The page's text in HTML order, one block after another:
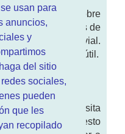
usan para
anuncios,
y
del sitio
sociales,
pueden
que les
recopilado
Te contamos sobre
conducir, noticias de
seguridad vial.
información DGT útil.
la pagina, visita
. Aquí tienes nuesto